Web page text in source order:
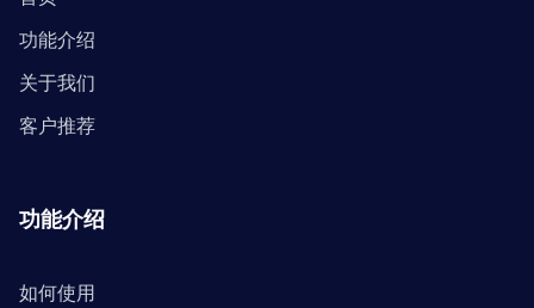
功能介绍
关于我们
客户推荐
功能介绍
如何使用